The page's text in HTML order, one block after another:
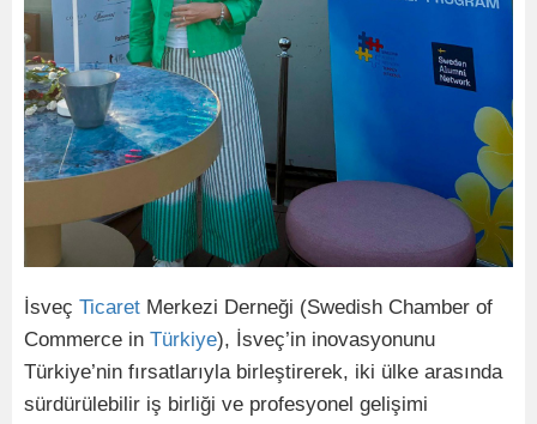
İsveç Ticaret Merkezi Derneği (Swedish Chamber of
Commerce in Türkiye), İsveç’in inovasyonunu
Türkiye’nin fırsatlarıyla birleştirerek, iki ülke arasında
sürdürülebilir iş birliği ve profesyonel gelişimi